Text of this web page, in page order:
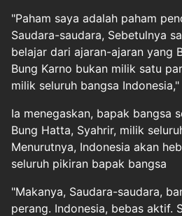
"Paham saya adalah paham
Saudara-saudara, Sebetulnya
belajar dari ajaran-ajaran yang
Bung Karno bukan milik satu
milik seluruh bangsa
Ia menegaskan, bapak bangsa
Bung Hatta, Syahrir, milik
Menurutnya, Indonesia akan
seluruh pikiran bapak bangsa
"Makanya, Saudara-saudara,
perang. Indonesia, bebas aktif.